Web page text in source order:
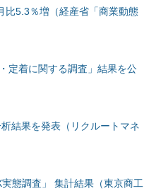
比5.3％増（経産省「商業動態
定着に関する調査」結果を公
結果を発表（リクルートマネ
態調査」 集計結果（東京商工